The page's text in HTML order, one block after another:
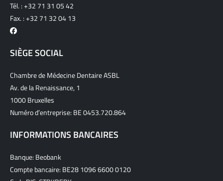
Tél. :+32 71 31 05 42
Fax. : +32 71 32 04 13
SIÈGE SOCIAL
Chambre de Médecine Dentaire ASBL
Av. de la Renaissance, 1
1000 Bruxelles
Numéro d’entreprise: BE 0453.720.864
INFORMATIONS BANCAIRES
Banque: Beobank
Compte bancaire: BE28 1096 6600 0120